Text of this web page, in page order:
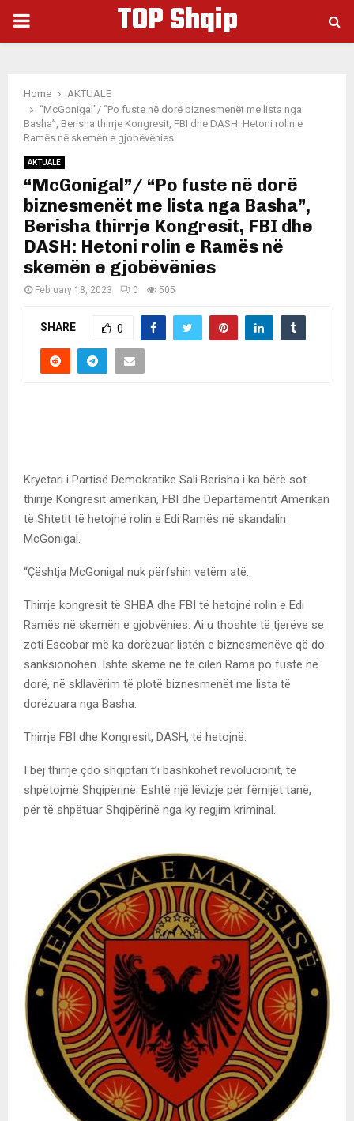
PRIMARY
TOP Shqip
Home
AKTUALE
“McGonigal”/ “Po fuste në dorë biznesmenët me lista nga
Basha”, Berisha thirrje Kongresit, FBI dhe DASH: Hetoni rolin e
Ramës në skemën e gjobëvënies
AKTUALE
“McGonigal”/ “Po fuste në dorë
biznesmenët me lista nga Basha”,
Berisha thirrje Kongresit, FBI dhe
DASH: Hetoni rolin e Ramës në
skemën e gjobëvënies
February 18, 2023 0 505
SHARE 0
Kryetari i Partisë Demokratike Sali Berisha i ka bërë sot
thirrje Kongresit amerikan, FBI dhe Departamentit Amerikan
të Shtetit të hetojnë rolin e Edi Ramës në skandalin
McGonigal.
“Çështja McGonigal nuk përfshin vetëm atë.
Thirrje kongresit të SHBA dhe FBI të hetojnë rolin e Edi
Ramës në skemën e gjobvënies. Ai u thoshte të tjerëve se
zoti Escobar më ka dorëzuar listën e biznesmenëve që do
sanksionohen. Ishte skemë në të cilën Rama po fuste në
dorë, në skllavërim të plotë biznesmenët me lista të
dorëzuara nga Basha.
Thirrje FBI dhe Kongresit, DASH, të hetojnë.
I bëj thirrje çdo shqiptari t’i bashkohet revolucionit, të
shpëtojmë Shqipërinë. Është një lëvizje për fëmijët tanë,
për të shpëtuar Shqipërinë nga ky regjim kriminal.